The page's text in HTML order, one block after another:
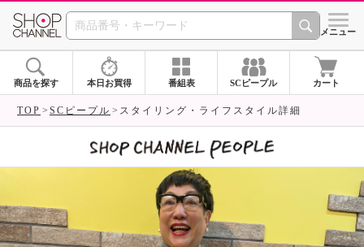
SHOP CHANNEL シメニュー
商品を探す 本日お買得 番組表 SCピープル カート
TOP SCピープル スタイリング・ライフスタイル詳細